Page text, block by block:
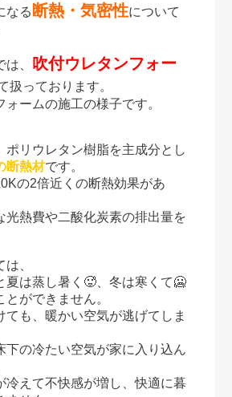
なる 断熱・気密性について
、
吹付ウレタンフォー
扱っております。
ォームの施工の様子です。
ポリウレタン樹脂を主成分とし
断熱材です。
の2倍近くの断熱効果があ
光熱費や二酸化炭素の排出量を
、
夏は蒸し暑く🥵、冬は寒くて🥶
ができません。
ても、暖かい空気が逃げてしま
下の冷たい空気が家に入り込ん
冷えて不快感が増し、快適に暮